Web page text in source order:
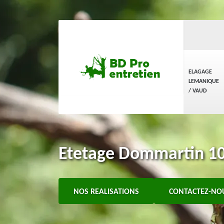
ELAGAGE
LEMANIQUE
/ VAUD
Etetage Dommartin
NOS REALISATIONS CONTACTEZ-